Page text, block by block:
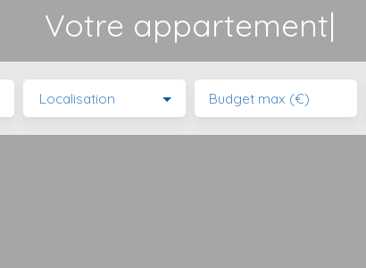
Votre|
Localisation Budget max (€)